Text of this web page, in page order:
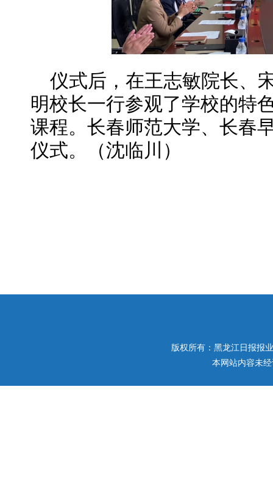
仪式后，在王志敏院长、
明校长一行参观了学校的特
课程。长春师范大学、长春
仪式。（沈临川）
版权所有：黑龙江日报报
本网站内容未